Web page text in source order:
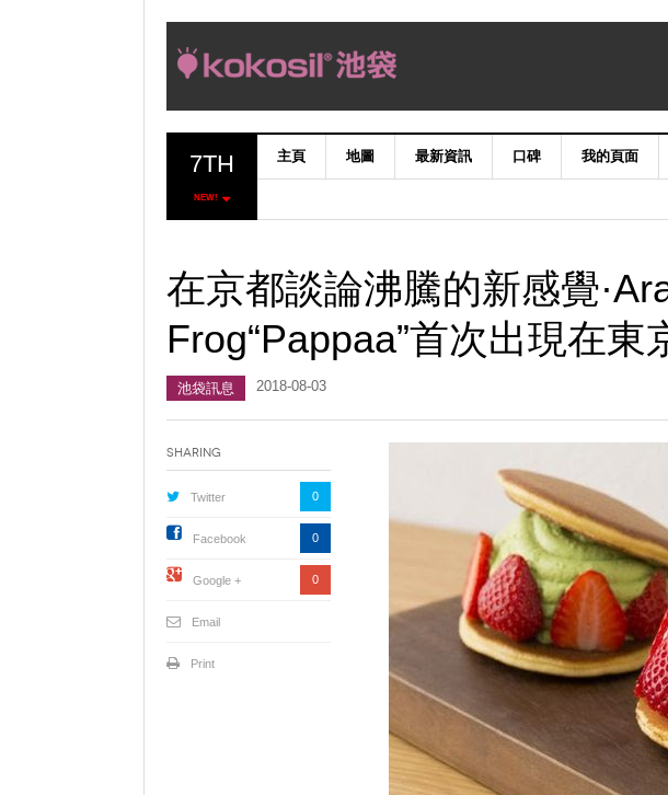
7TH
NEW!
主頁 地圖 最新資訊 口碑 我的頁面
在京都談論沸騰的新感覺
Frog“Pappaa”首次出現在東
池袋訊息 2018-08-03
Sharing
Twitter 0
Facebook 0
Google + 0
Email
Print